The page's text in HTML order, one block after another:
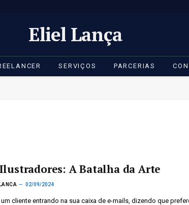
Eliel Lança
SERVIÇOS PARCERIAS
A Batalha da Arte
02/09/2024
cliente entrando na sua caixa de e-mails, dizendo que